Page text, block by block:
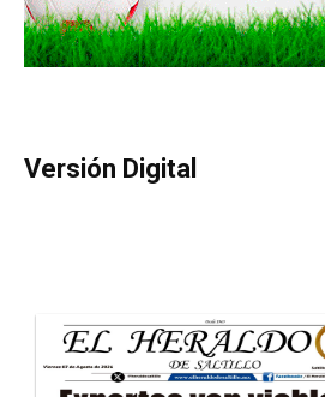
Versión Digital